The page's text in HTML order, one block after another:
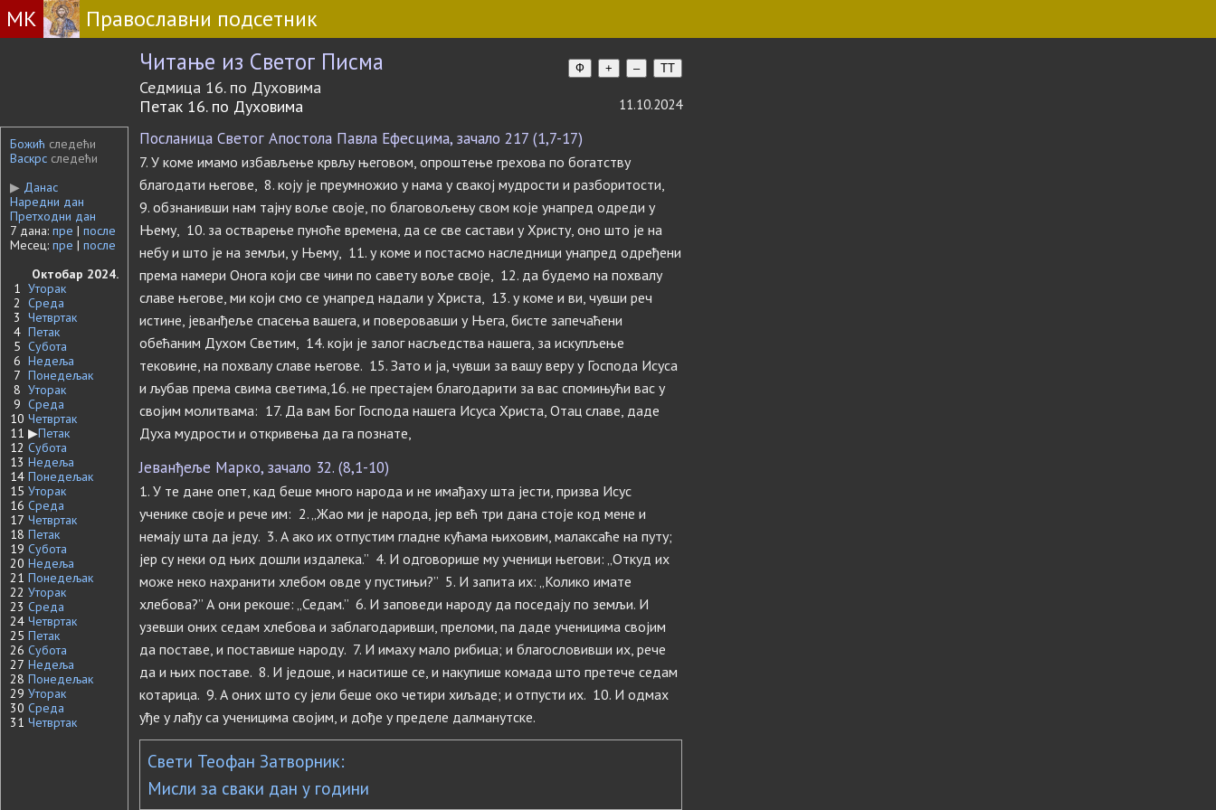
МК Православни подсетник
Читање из Светог Писма Ф + – TT
Седмица 16. по Духовима
Петак 16. по Духовима
11.10.2024
Божић следећи
Васкрс следећи
▶ Данас
Наредни дан
Претходни дан
7 дана: пре | после
Месец: пре | после
Октобар 2024.
1 Уторак
2 Среда
3 Четвртак
4 Петак
5 Субота
6 Недеља
7 Понедељак
8 Уторак
9 Среда
10 Четвртак
11 ▶Петак
12 Субота
13 Недеља
14 Понедељак
15 Уторак
16 Среда
17 Четвртак
18 Петак
19 Субота
20 Недеља
21 Понедељак
22 Уторак
23 Среда
24 Четвртак
25 Петак
26 Субота
27 Недеља
28 Понедељак
29 Уторак
30 Среда
31 Четвртак
Посланица Светог Апостола Павла Ефесцима, зачало 217 (1,7-17)
7. У коме имамо избављење крвљу његовом, опроштење грехова по богатству
благодати његове, 8. коју је преумножио у нама у свакој мудрости и разборитости,
9. обзнанивши нам тајну воље своје, по благовољењу свом које унапред одреди у
Њему, 10. за остварење пуноће времена, да се све састави у Христу, оно што је на
небу и што је на земљи, у Њему, 11. у коме и постасмо наследници унапред одређени
према намери Онога који све чини по савету воље своје, 12. да будемо на похвалу
славе његове, ми који смо се унапред надали у Христа, 13. у коме и ви, чувши реч
истине, јеванђеље спасења вашега, и поверовавши у Њега, бисте запечаћени
обећаним Духом Светим, 14. који је залог насљедства нашега, за искупљење
тековине, на похвалу славе његове. 15. Зато и ја, чувши за вашу веру у Господа Исуса
и љубав према свима светима,16. не престајем благодарити за вас спомињући вас у
својим молитвама: 17. Да вам Бог Господа нашега Исуса Христа, Отац славе, даде
Духа мудрости и откривења да га познате,
Јеванђеље Марко, зачало 32. (8,1-10)
1. У те дане опет, кад беше много народа и не имађаху шта јести, призва Исус
ученике своје и рече им: 2. „Жао ми је народа, јер већ три дана стоје код мене и
немају шта да једу. 3. А ако их отпустим гладне кућама њиховим, малаксаће на путу;
јер су неки од њих дошли издалека.” 4. И одговорише му ученици његови: „Откуд их
може неко нахранити хлебом овде у пустињи?” 5. И запита их: „Колико имате
хлебова?” А они рекоше: „Седам.” 6. И заповеди народу да поседају по земљи. И
узевши оних седам хлебова и заблагодаривши, преломи, па даде ученицима својим
да поставе, и поставише народу. 7. И имаху мало рибица; и благословивши их, рече
да и њих поставе. 8. И једоше, и наситише се, и накупише комада што претече седам
котарица. 9. А оних што су јели беше око четири хиљаде; и отпусти их. 10. И одмах
уђе у лађу са ученицима својим, и дође у пределе далманутске.
Свети Теофан Затворник:
Мисли за сваки дан у години